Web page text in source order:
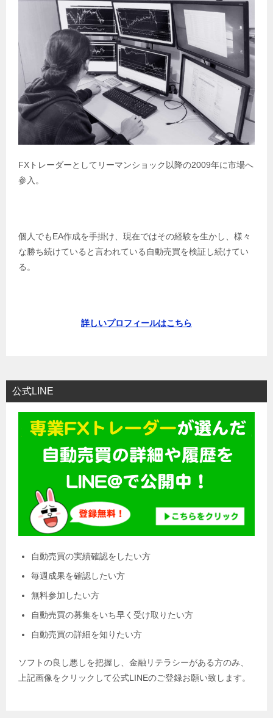
FXトレーダーとしてリーマンショック以降の2009年に市場へ
参入。
個人でもEA作成を手掛け、現在ではその経験を生かし、様々
な勝ち続けていると言われている自動売買を検証し続けてい
る。
詳しいプロフィールはこちら
公式LINE
自動売買の実績確認をしたい方
毎週成果を確認したい方
無料参加したい方
自動売買の募集をいち早く受け取りたい方
自動売買の詳細を知りたい方
ソフトの良し悪しを把握し、金融リテラシーがある方のみ、
上記画像をクリックして公式LINEのご登録お願い致します。